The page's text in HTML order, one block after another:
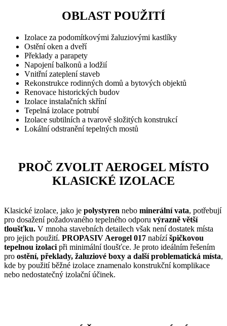
OBLAST POUŽITÍ
Izolace za podomítkovými žaluziovými kastlíky
Ostění oken a dveří
Překlady a parapety
Napojení balkonů a lodžií
Vnitřní zateplení staveb
Rekonstrukce rodinných domů a bytových objektů
Renovace historických budov
Izolace instalačních skříní
Tepelná izolace potrubí
Izolace subtilních a tvarově složitých konstrukcí
Lokální odstranění tepelných mostů
PROČ ZVOLIT AEROGEL MÍSTO
KLASICKÉ IZOLACE
Klasické izolace, jako je polystyren nebo minerální vata, potřebují
pro dosažení požadovaného tepelného odporu výrazně větší
tloušťku. V mnoha stavebních detailech však není dostatek místa
pro jejich použití. PROPASIV Aerogel 017 nabízíšpičkovou
tepelnou izolaci při minimální tloušťce. Je proto ideálním řešením
pro ostění, překlady, žaluziové boxy a další problematická místa,
kde by použití běžné izolace znamenalo konstrukční komplikace
nebo nedostatečný izolační účinek.